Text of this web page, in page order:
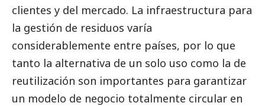
clientes y del mercado. La infraestructura para
la gestión de residuos varía
considerablemente entre países, por lo que
tanto la alternativa de un solo uso como la de
reutilización son importantes para garantizar
un modelo de negocio totalmente circular en